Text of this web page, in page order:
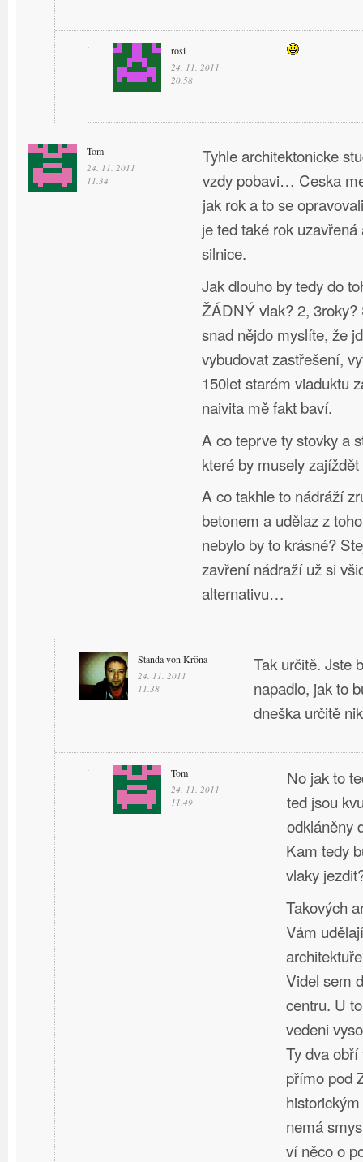
rosi
24. 11. 2011
20.58
Tom
24. 11. 2011
11.34
Tyhle architektonicke
vzdy pobavi… Ceska
jak rok a to se
je ted také rok
silnice.
Jak dlouho by tedy do
ŽÁDNÝ vlak? 2,
snad nějdo myslíte, že
vybudovat zastřešení,
150let starém viaduktu
naivita mě fakt baví.
A co teprve ty stovky a
které by musely
A co takhle to nádráží
betonem a udělaz z
nebylo by to krásné?
zavření nádraží už si
alternativu…
Standa von Kröna
24. 11. 2011
11.38
Tak určitě. Jste
napadlo, jak to
dneška určitě
Tom
24. 11. 2011
11.49
No jak to
ted jsou
odkláněny
Kam tedy
vlaky
Takových
Vám
Videl sem
centru. U
vedeni
Ty dva
přímo pod
nemá
ví něco o